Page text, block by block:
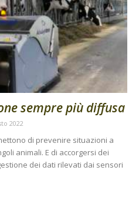
sempre più diffusa
2022
di prevenire situazioni a
animali. E di accorgersi dei
dei dati rilevati dai sensori